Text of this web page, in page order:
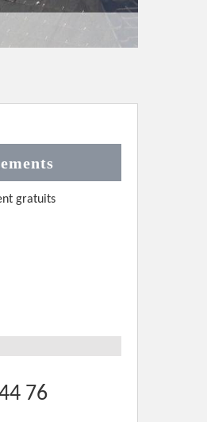
gratuits
76